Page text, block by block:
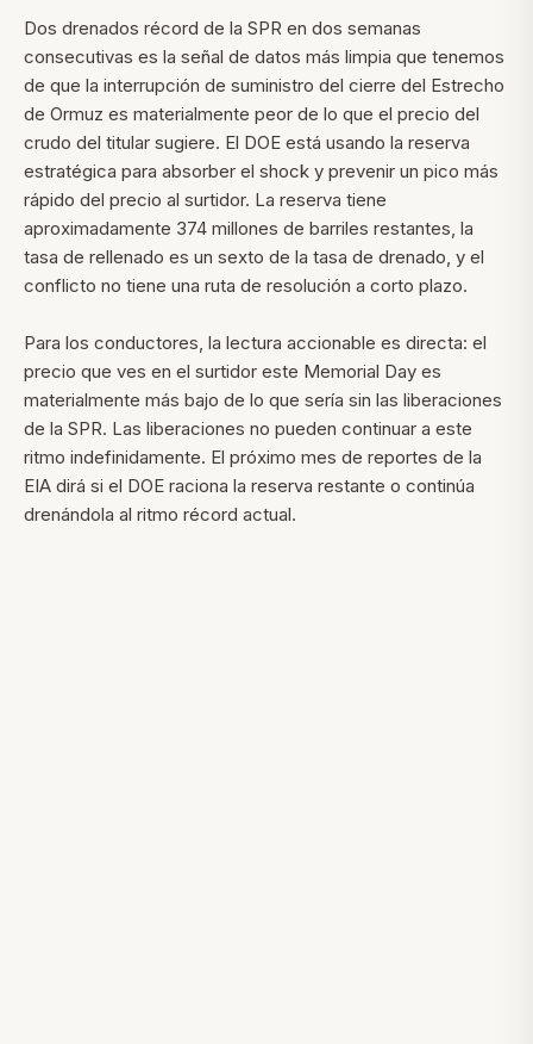
Dos drenados récord de la SPR en dos semanas
consecutivas es la señal de datos más limpia que tenemos
de que la interrupción de suministro del cierre del Estrecho
de Ormuz es materialmente peor de lo que el precio del
crudo del titular sugiere. El DOE está usando la reserva
estratégica para absorber el shock y prevenir un pico más
rápido del precio al surtidor. La reserva tiene
aproximadamente 374 millones de barriles restantes, la
tasa de rellenado es un sexto de la tasa de drenado, y el
conflicto no tiene una ruta de resolución a corto plazo.
Para los conductores, la lectura accionable es directa: el
precio que ves en el surtidor este Memorial Day es
materialmente más bajo de lo que sería sin las liberaciones
de la SPR. Las liberaciones no pueden continuar a este
ritmo indefinidamente. El próximo mes de reportes de la
EIA dirá si el DOE raciona la reserva restante o continúa
drenándola al ritmo récord actual.